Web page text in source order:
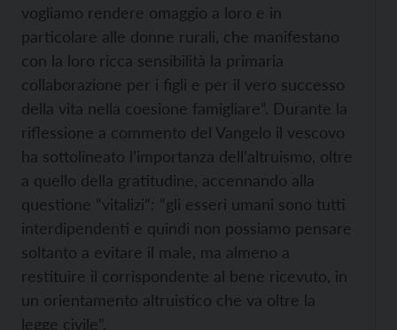
vogliamo rendere omaggio a loro e in
particolare alle donne rurali, che manifestano
con la loro ricca sensibilità la primaria
collaborazione per i figli e per il vero successo
della vita nella coesione famigliare”. Durante la
riflessione a commento del Vangelo il vescovo
ha sottolineato l’importanza dell’altruismo, oltre
a quello della gratitudine, accennando alla
questione “vitalizi”: “gli esseri umani sono tutti
interdipendenti e quindi non possiamo pensare
soltanto a evitare il male, ma almeno a
restituire il corrispondente al bene ricevuto, in
un orientamento altruistico che va oltre la
legge civile”.